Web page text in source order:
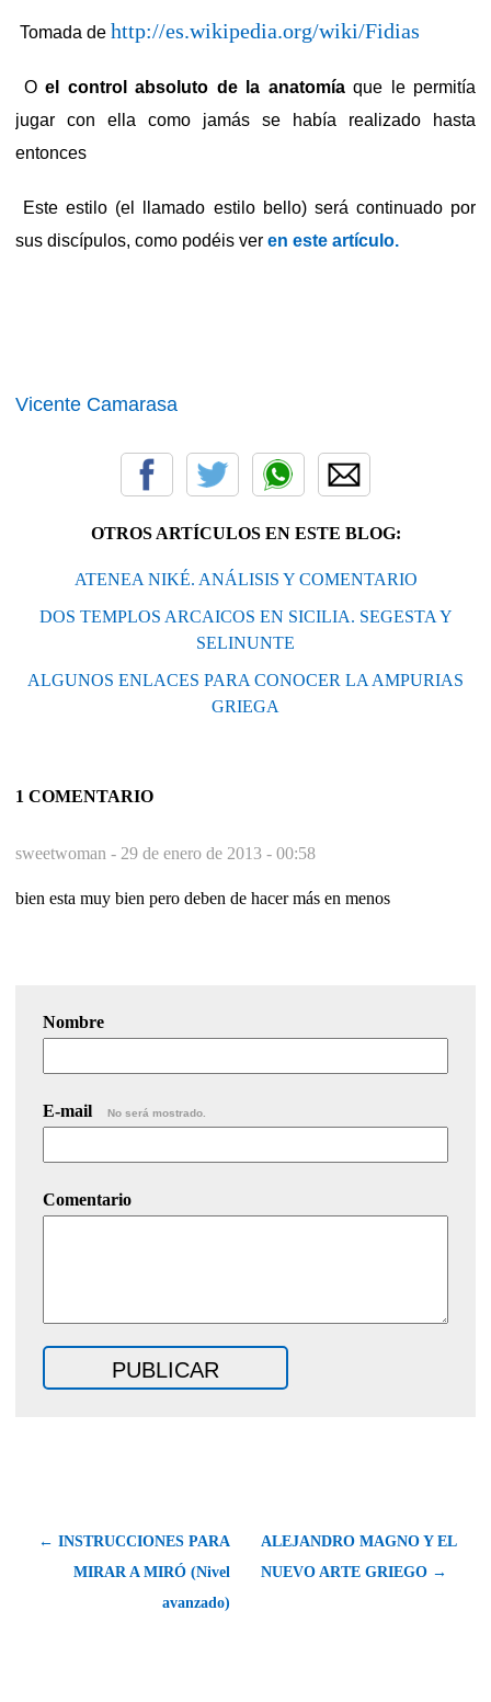
Tomada de http://es.wikipedia.org/wiki/Fidias
O el control absoluto de la anatomíaque le permitía
jugar con ella como jamás se había realizado hasta
entonces
Este estilo (el llamado estilo bello) será continuado por
sus discípulos, como podéis ver en este artículo.
Vicente Camarasa
OTROS ARTÍCULOS EN ESTE BLOG:
ATENEA NIKÉ. ANÁLISIS Y COMENTARIO
DOS TEMPLOS ARCAICOS EN SICILIA. SEGESTA Y
SELINUNTE
ALGUNOS ENLACES PARA CONOCER LA AMPURIAS
GRIEGA
1 COMENTARIO
sweetwoman - 29 de enero de 2013 - 00:58
bien esta muy bien pero deben de hacer más en menos
Nombre
E-mail No será mostrado.
Comentario
← INSTRUCCIONES PARA
MIRAR A MIRÓ (Nivel
avanzado)
ALEJANDRO MAGNO Y EL
NUEVO ARTE GRIEGO →